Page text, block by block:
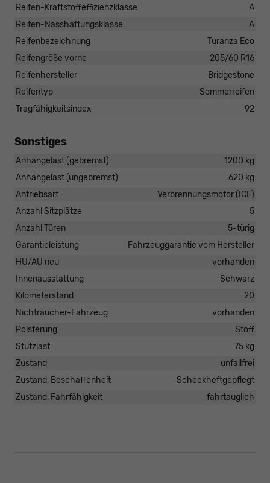
Reifen-Kraftstoffeffizienzklasse
A
Reifen-Nasshaftungsklasse
A
Reifenbezeichnung
Turanza Eco
Reifengröße vorne
205/60 R16
Reifenhersteller
Bridgestone
Reifentyp
Sommerreifen
Tragfähigkeitsindex
92
Sonstiges
Anhängelast (gebremst)
1200 kg
Anhängelast (ungebremst)
620 kg
Antriebsart
Verbrennungsmotor (ICE)
Anzahl Sitzplätze
5
Anzahl Türen
5-türig
Garantieleistung
Fahrzeuggarantie vom Hersteller
HU/AU neu
vorhanden
Innenausstattung
Schwarz
Kilometerstand
20
Nichtraucher-Fahrzeug
vorhanden
Polsterung
Stoff
Stützlast
75 kg
Zustand
unfallfrei
Zustand, Beschaffenheit
Scheckheftgepflegt
Zustand, Fahrfähigkeit
fahrtauglich